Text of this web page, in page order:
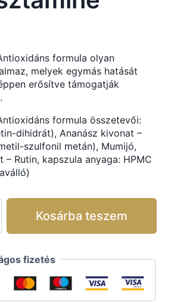
formula olyan
melyek egymás hatását
erősítve támogatják
formula összetevői:
dihidrát), Ananász kivonat –
szulfonil metán), Mumijó,
– Rutin, kapszula anyaga: HPMC
Kosárba teszem
fizetés